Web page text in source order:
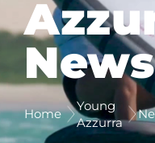
News
Home
Young
Azzurra